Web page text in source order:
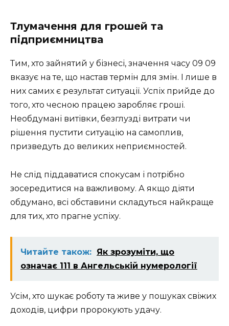
Тлумачення для грошей та
підприємництва
Тим, хто зайнятий у бізнесі, значення часу 09 09
вказує на те, що настав термін для змін. І лише в
них самих є результат ситуації. Успіх прийде до
того, хто чесною працею заробляє гроші.
Необдумані витівки, безглузді витрати чи
рішення пустити ситуацію на самоплив,
призведуть до великих неприємностей.
Не слід піддаватися спокусам і потрібно
зосередитися на важливому. А якщо діяти
обдумано, всі обставини складуться найкраще
для тих, хто прагне успіху.
Читайте також: Як зрозуміти, що
означає 111 в Ангельській нумерології
Усім, хто шукає роботу та живе у пошуках свіжих
доходів, цифри пророкують удачу.